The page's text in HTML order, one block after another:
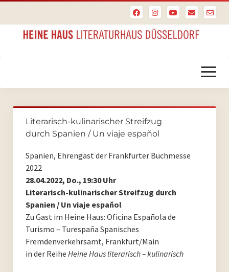
Menü
öffnen
Startseite
PoesieFest
PoesieFest 2024
PoesieFest 2023
PoesieFest 2022
PoesieFest 2021
PoesieFest 2020. Das 10. Jahr.
Literarisch-kulinarischer Streifzug
durch Spanien / Un viaje espaňol
Spanien, Ehrengast der Frankfurter Buchmesse
2022
28.04.2022, Do., 19:30 Uhr
Literarisch-kulinarischer Streifzug durch
Spanien / Un viaje espaňol
Zu Gast im Heine Haus: Oficina Española de
Turismo – Turespaña Spanisches
Fremdenverkehrsamt, Frankfurt/Main
in der Reihe Heine Haus literarisch – kulinarisch